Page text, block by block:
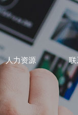
人力资源 联